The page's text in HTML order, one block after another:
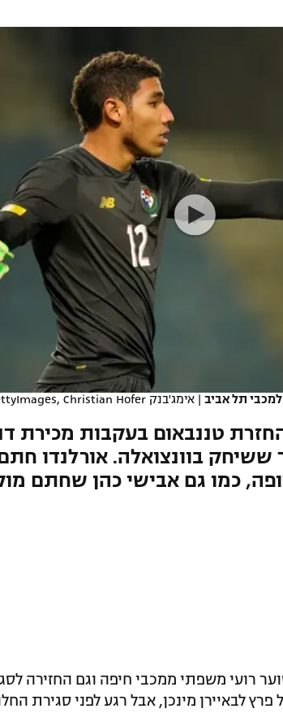
הפועל תל אביב
ליגה סינית
ליגה ברזילאית
ליגות נוספות
תל אביב | אימג'בנק GettyImages, Christian Hofer
טננבאום בעקבות מכירת
כמו גם אבישי כהן שחתם
רועי משפתי ממכבי חיפה וגם החזירה
לבאיירן מינכן, אבל רגע לפני סגירת